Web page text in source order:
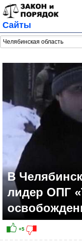
Сайты
В
лидер ОПГ